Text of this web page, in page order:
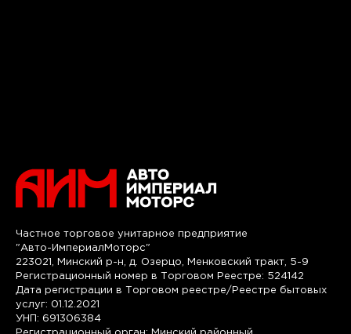
Частное торговое унитарное предприятие
"Авто-ИмпериалМоторс"
223021, Минский р-н, д. Озерцо, Менковский тракт, 5-9
Регистрационный номер в Торговом Реестре: 524142
Дата регистрации в Торговом реестре/Реестре бытовых
услуг: 01.12.2021
УНП: 691306384